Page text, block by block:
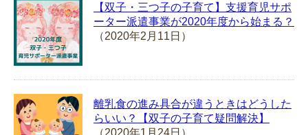
【双子・三つ子の子育て】支援育児サポ
ーター派遣事業が2020年度から始まる？
（2020年2月11日）
離乳食の進み具合が違うときはどうした
らいい？【双子の子育て疑問解決】
（2020年1月24日）